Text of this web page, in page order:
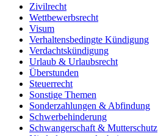
Zivilrecht
Wettbewerbsrecht
Visum
Verhaltensbedingte Kündigung
Verdachtskündigung
Urlaub & Urlaubsrecht
Überstunden
Steuerrecht
Sonstige Themen
Sonderzahlungen & Abfindung
Schwerbehinderung
Schwangerschaft & Mutterschutz